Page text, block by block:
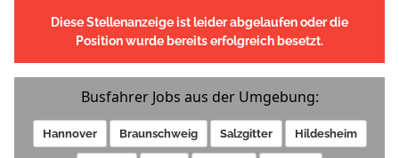
Diese Stellenanzeige ist leider abgelaufen oder die
Position wurde bereits erfolgreich besetzt.
Busfahrer Jobs aus der Umgebung:
Hannover Braunschweig Salzgitter Hildesheim